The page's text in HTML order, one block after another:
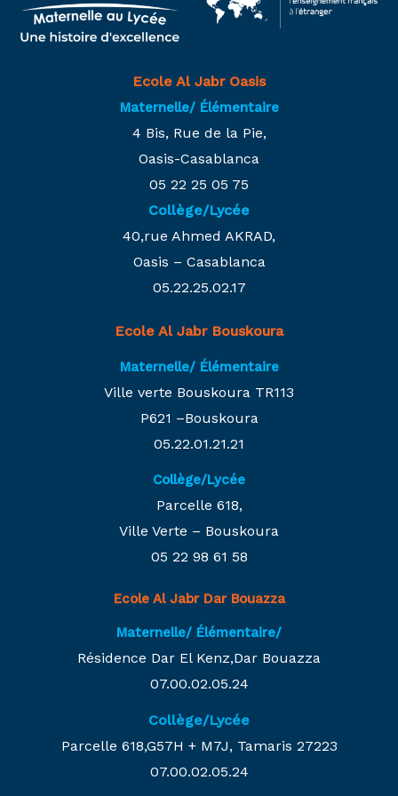
Ecole Al Jabr Oasis
Maternelle/ Élémentaire
4 Bis, Rue de la Pie,
Oasis-Casablanca
05 22 25 05 75
Collège/Lycée
40,rue Ahmed AKRAD,
Oasis – Casablanca
05.22.25.02.17
Ecole Al Jabr Bouskoura
Maternelle/ Élémentaire
Ville verte Bouskoura TR113
P621 –Bouskoura
05.22.01.21.21
Collège/Lycée
Parcelle 618,
Ville Verte – Bouskoura
05 22 98 61 58
Ecole Al Jabr Dar Bouazza
Maternelle/ Élémentaire/
Résidence Dar El Kenz,Dar Bouazza
07.00.02.05.24
Collège/Lycée
Parcelle 618,G57H + M7J, Tamaris 27223
07.00.02.05.24